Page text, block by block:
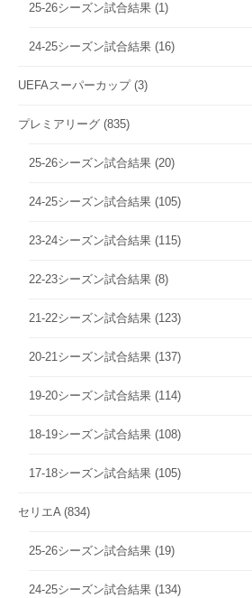
25-26シーズン試合結果 (1)
24-25シーズン試合結果 (16)
UEFAスーパーカップ(3)
プレミアリーグ (835)
25-26シーズン試合結果 (20)
24-25シーズン試合結果 (105)
23-24シーズン試合結果 (115)
22-23シーズン試合結果 (8)
21-22シーズン試合結果 (123)
20-21シーズン試合結果 (137)
19-20シーズン試合結果 (114)
18-19シーズン試合結果 (108)
17-18シーズン試合結果 (105)
セリエA(834)
25-26シーズン試合結果 (19)
24-25シーズン試合結果 (134)